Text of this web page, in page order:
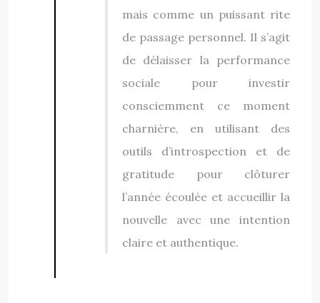
mais comme un puissant rite
de passage personnel. Il s’agit
de délaisser la performance
sociale pour investir
consciemment ce moment
charnière, en utilisant des
outils d’introspection et de
gratitude pour clôturer
l’année écoulée et accueillir la
nouvelle avec une intention
claire et authentique.